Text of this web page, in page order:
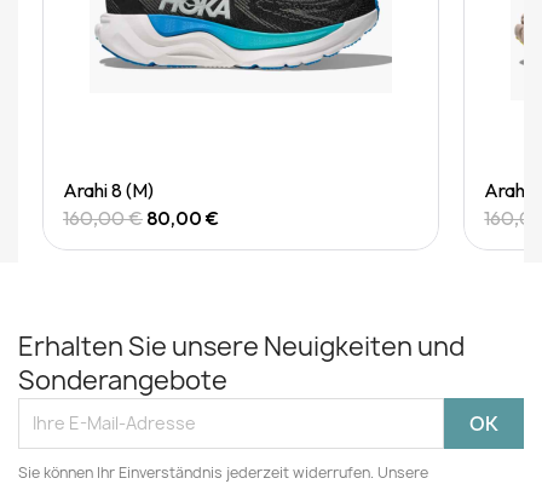
Arahi 8 (M)
160,00 € 80,00 €
Arahi
Erhalten Sie unsere Neuigkeiten und
Sonderangebote
Sie können Ihr Einverständnis jederzeit widerrufen. Unsere